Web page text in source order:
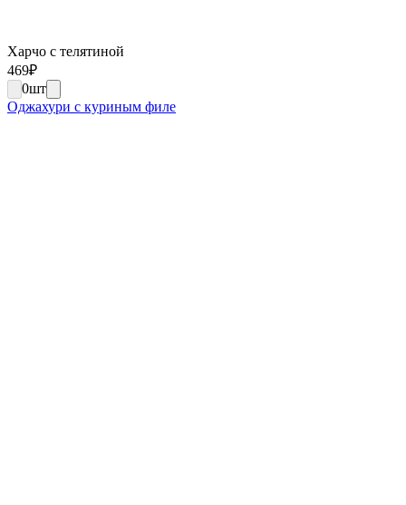
Харчо с телятиной
469₽
0шт
Оджахури с куриным филе